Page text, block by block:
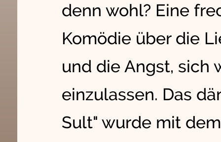
denn wohl? Eine
Komödie über die
und die Angst, sich
einzulassen. Das
Sult" wurde mit